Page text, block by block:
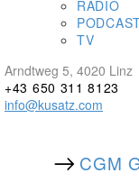
RADIO
TV
Arndtweg 5, 4020 Linz
+43 650 311 8123
info@kusatz.com
CGM